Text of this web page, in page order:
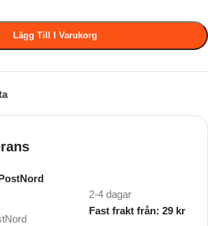
Lägg Till I Varukorg
2-4 dagar
Fast frakt från: 29 kr